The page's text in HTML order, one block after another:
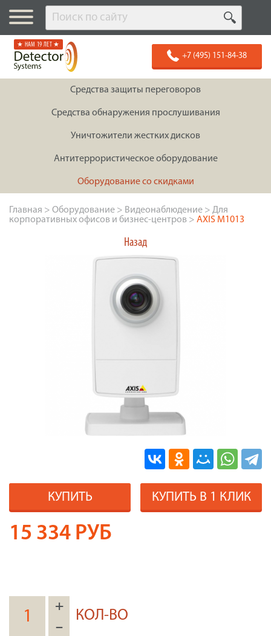
★ НАМ 19 ЛЕТ ★
+7 (495) 151-84-38
Средства защиты переговоров
Средства обнаружения прослушивания
Уничтожители жестких дисков
Антитеррористическое оборудование
Оборудование со скидками
Главная > Оборудование > Видеонаблюдение > Для
корпоративных офисов и бизнес-центров > AXIS M1013
Назад
КУПИТЬ КУПИТЬ В 1 КЛИК
15 334 РУБ
+
–
КОЛ-ВО